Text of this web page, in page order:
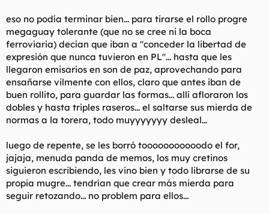
eso no podía terminar bien... para tirarse el rollo progre
megaguay tolerante (que no se cree ni la boca
ferroviaria) decían que iban a "conceder la libertad de
expresión que nunca tuvieron en PL"... hasta que les
llegaron emisarios en son de paz, aprovechando para
ensañarse vilmente con ellos, claro que antes iban de
buen rollito, para guardar las formas... allí afloraron los
dobles y hasta triples raseros... el saltarse sus mierda de
normas a la torera, todo muyyyyyyy desleal...
luego de repente, se les borró tooooooooooodo el for,
jajaja, menuda panda de memos, los muy cretinos
siguieron escribiendo, les vino bien y todo librarse de su
propia mugre... tendrían que crear más mierda para
seguir retozando... no problem para ellos...